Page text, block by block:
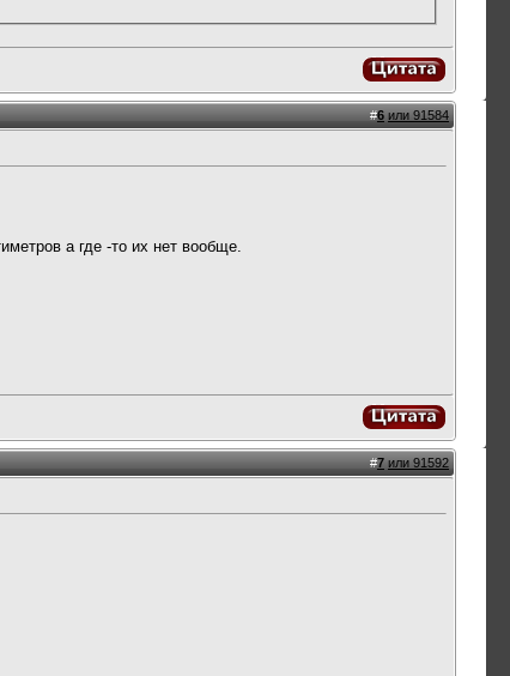
#6 или 91584
а где -то их нет вообще.
#7 или 91592